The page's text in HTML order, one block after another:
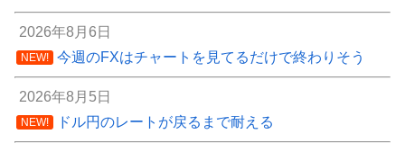
2026年8月6日
NEW! 今週のFXはチャートを見てるだけで終わりそう
2026年8月5日
NEW! ドル円のレートが戻るまで耐える